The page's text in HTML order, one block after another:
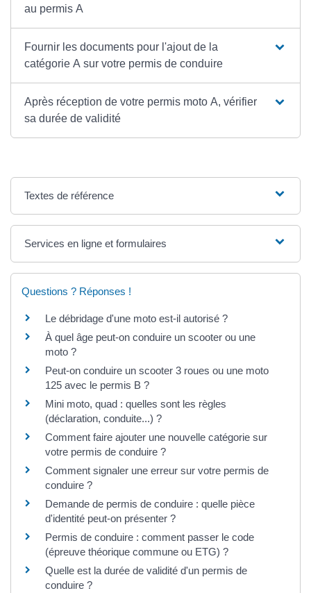
au permis A
Fournir les documents pour l'ajout de la
catégorie A sur votre permis de conduire
Après réception de votre permis moto A, vérifier
sa durée de validité
Textes de référence
Services en ligne et formulaires
Questions ? Réponses !
Le débridage d'une moto est-il autorisé ?
À quel âge peut-on conduire un scooter ou une
moto ?
Peut-on conduire un scooter 3 roues ou une moto
125 avec le permis B ?
Mini moto, quad : quelles sont les règles
(déclaration, conduite...) ?
Comment faire ajouter une nouvelle catégorie sur
votre permis de conduire ?
Comment signaler une erreur sur votre permis de
conduire ?
Demande de permis de conduire : quelle pièce
d'identité peut-on présenter ?
Permis de conduire : comment passer le code
(épreuve théorique commune ou ETG) ?
Quelle est la durée de validité d'un permis de
conduire ?